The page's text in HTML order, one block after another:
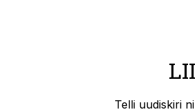
Telli uudiskiri